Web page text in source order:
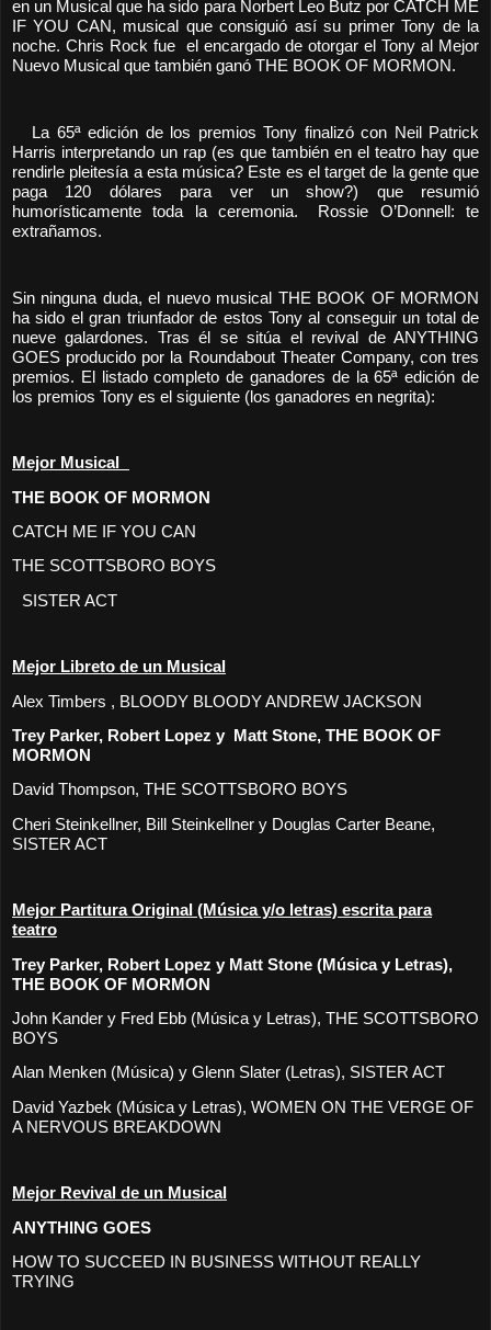
en un Musical que ha sido para Norbert Leo Butz por CATCH ME
IF YOU CAN, musical que consiguió así su primer Tony de la
noche. Chris Rock fue el encargado de otorgar el Tony al Mejor
Nuevo Musical que también ganó THE BOOK OF MORMON.
La 65ª edición de los premios Tony finalizó con Neil Patrick
Harris interpretando un rap (es que también en el teatro hay que
rendirle pleitesía a esta música? Este es el target de la gente que
paga 120 dólares para ver un show?) que resumió
humorísticamente toda la ceremonia. Rossie O’Donnell: te
extrañamos.
Sin ninguna duda, el nuevo musical THE BOOK OF MORMON
ha sido el gran triunfador de estos Tony al conseguir un total de
nueve galardones. Tras él se sitúa el revival de ANYTHING
GOES producido por la Roundabout Theater Company, con tres
premios. El listado completo de ganadores de la 65ª edición de
los premios Tony es el siguiente (los ganadores en negrita):
Mejor Musical
THE BOOK OF MORMON
CATCH ME IF YOU CAN
THE SCOTTSBORO BOYS
SISTER ACT
Mejor Libreto de un Musical
Alex Timbers , BLOODY BLOODY ANDREW JACKSON
Trey Parker, Robert Lopez y Matt Stone, THE BOOK OF
MORMON
David Thompson, THE SCOTTSBORO BOYS
Cheri Steinkellner, Bill Steinkellner y Douglas Carter Beane,
SISTER ACT
Mejor Partitura Original (Música y/o letras) escrita para
teatro
Trey Parker, Robert Lopez y Matt Stone (Música y Letras),
THE BOOK OF MORMON
John Kander y Fred Ebb (Música y Letras), THE SCOTTSBORO
BOYS
Alan Menken (Música) y Glenn Slater (Letras), SISTER ACT
David Yazbek (Música y Letras), WOMEN ON THE VERGE OF
A NERVOUS BREAKDOWN
Mejor Revival de un Musical
ANYTHING GOES
HOW TO SUCCEED IN BUSINESS WITHOUT REALLY
TRYING